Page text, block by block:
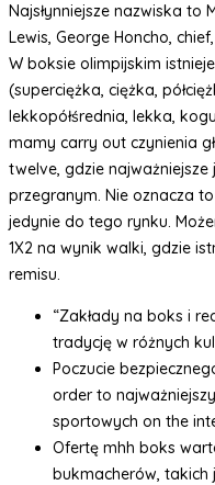
Najsłynniejsze nazwiska to
Lewis, George Honcho,
W boksie olimpijskim
(superciężka, ciężka,
lekkopółśrednia, lekka,
mamy carry out czynienia
twelve, gdzie
przegranym. Nie oznacza
jedynie do tego rynku.
1X2 na wynik walki, gdzie
remisu.
“Zakłady na boks i
tradycję w różnych
Poczucie
order to
sportowych on the
Ofertę mhh boks
bukmacherów, takich